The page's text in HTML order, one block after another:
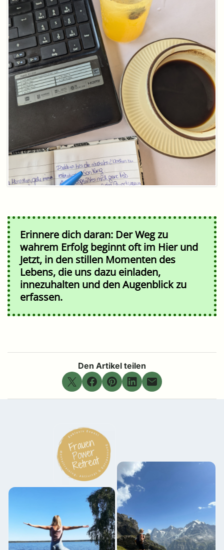
Erinnere dich daran: Der Weg zu
wahrem Erfolg beginnt oft im Hier und
Jetzt, in den stillen Momenten des
Lebens, die uns dazu einladen,
innezuhalten und den Augenblick zu
erfassen.
Den Artikel teilen